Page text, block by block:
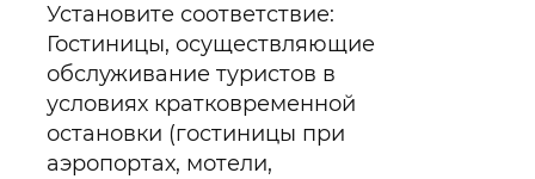
Установите соответствие:
Гостиницы, осуществляющие
обслуживание туристов в
условиях кратковременной
остановки (гостиницы при
аэропортах, мотели,